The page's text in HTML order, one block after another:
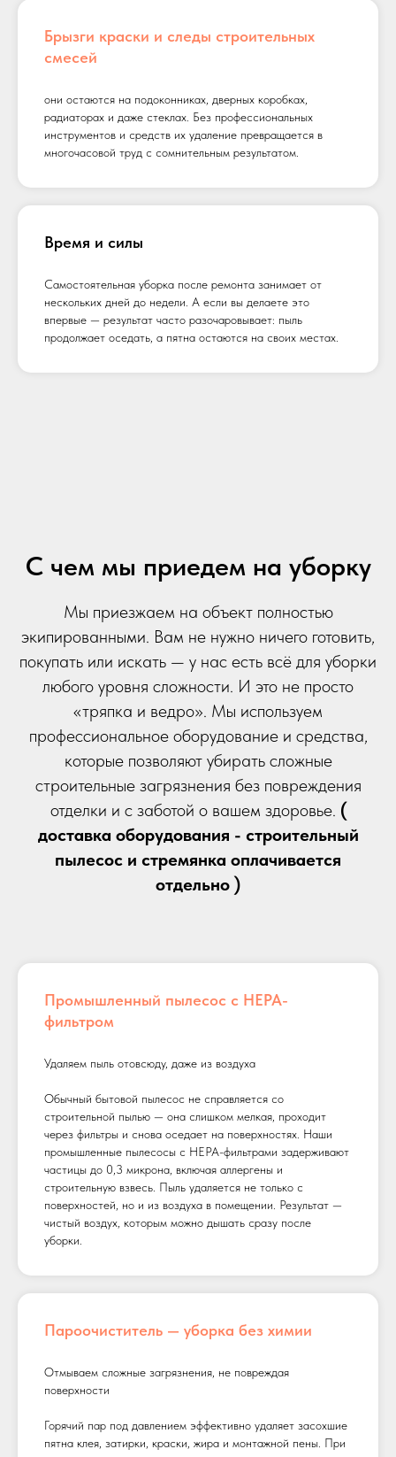
Брызги краски и следы строительных
смесей
они остаются на подоконниках, дверных коробках,
радиаторах и даже стеклах. Без профессиональных
инструментов и средств их удаление превращается в
многочасовой труд с сомнительным результатом.
Время и силы
Самостоятельная уборка после ремонта занимает от
нескольких дней до недели. А если вы делаете это
впервые — результат часто разочаровывает: пыль
продолжает оседать, а пятна остаются на своих местах.
С чем мы приедем на уборку
Мы приезжаем на объект полностью
экипированными. Вам не нужно ничего готовить,
покупать или искать — у нас есть всё для уборки
любого уровня сложности. И это не просто
«тряпка и ведро». Мы используем
профессиональное оборудование и средства,
которые позволяют убирать сложные
строительные загрязнения без повреждения
отделки и с заботой о вашем здоровье. (
доставка оборудования - строительный
пылесос и стремянка оплачивается
отдельно )
Промышленный пылесос с HEPA-
фильтром
Удаляем пыль отовсюду, даже из воздуха
Обычный бытовой пылесос не справляется со
строительной пылью — она слишком мелкая, проходит
через фильтры и снова оседает на поверхностях. Наши
промышленные пылесосы с HEPA-фильтрами задерживают
частицы до 0,3 микрона, включая аллергены и
строительную взвесь. Пыль удаляется не только с
поверхностей, но и из воздуха в помещении. Результат —
чистый воздух, которым можно дышать сразу после
уборки.
Пароочиститель — уборка без химии
Отмываем сложные загрязнения, не повреждая
поверхности
Горячий пар под давлением эффективно удаляет засохшие
пятна клея, затирки, краски, жира и монтажной пены. При